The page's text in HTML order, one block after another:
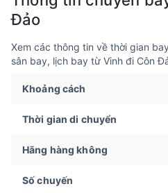
Đảo
Xem các thông tin về thời gian
sân bay, lịch bay từ Vinh đi Côn
Khoảng cách
Thời gian di chuyển
Hãng hàng không
Số chuyến